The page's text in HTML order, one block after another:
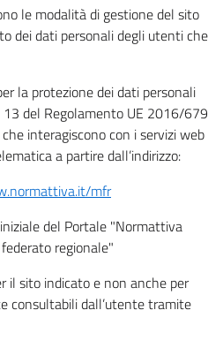
le modalità di gestione del sito
dei dati personali degli utenti che
la protezione dei dati personali
13 del Regolamento UE 2016/679
che interagiscono con i servizi web
a partire dall’indirizzo:
mfr
del Portale "Normattiva
regionale"
il sito indicato e non anche per
consultabili dall’utente tramite